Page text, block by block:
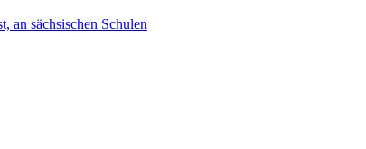
an sächsischen Schulen